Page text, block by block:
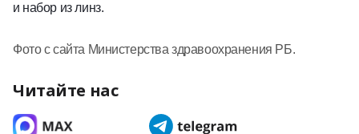
и набор из линз.
Фото с сайта Министерства здравоохранения РБ.
Читайте нас